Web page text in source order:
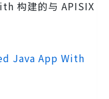
构建的与 APISIX
Java App With